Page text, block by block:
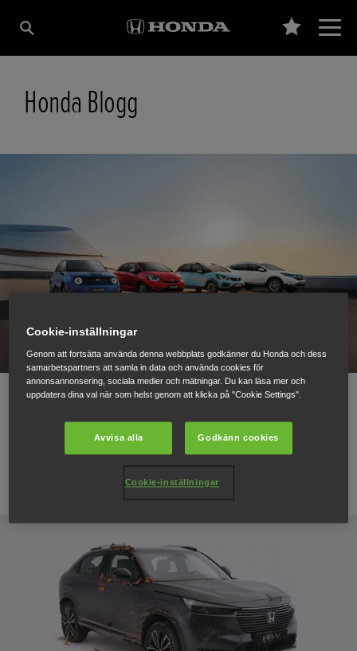
Honda Blogg
11.04.22
Hybrid- och elfordonstrender:
Från 2022 och framåt
Cookie-inställningar
Genom att fortsätta använda denna webbplats godkänner du Honda och dess
samarbetspartners att samla in data och använda cookies för
annonsannonsering, sociala medier och mätningar. Du kan läsa mer och
uppdatera dina val när som helst genom att klicka på "Cookie Settings".
Avvisa alla Godkänn cookies
Cookie-inställningar